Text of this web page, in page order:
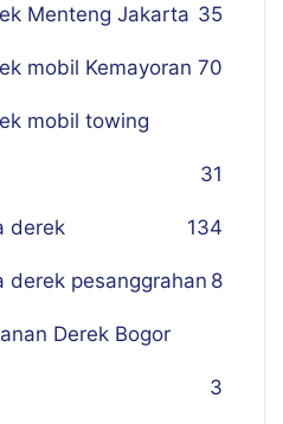
Menteng Jakarta 35
mobil Kemayoran 70
mobil towing
31
derek 134
derek pesanggrahan 8
Derek Bogor
3